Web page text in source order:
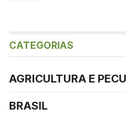
CATEGORIAS
AGRICULTURA E
BRASIL